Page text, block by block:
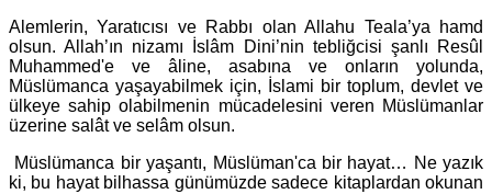
Alemlerin, Yaratıcısı ve Rabbı olan Allahu Teala’ya hamd
olsun. Allah’ın nizamı İslâm Dini’nin tebliğcisi şanlı Resûl
Muhammed'e ve âline, asabına ve onların yolunda,
Müslümanca yaşayabilmek için, İslami bir toplum, devlet ve
ülkeye sahip olabilmenin mücadelesini veren Müslümanlar
üzerine salât ve selâm olsun.
Müslümanca bir yaşantı, Müslüman'ca bir hayat… Ne yazık
ki, bu hayat bilhassa günümüzde sadece kitaplardan okunan